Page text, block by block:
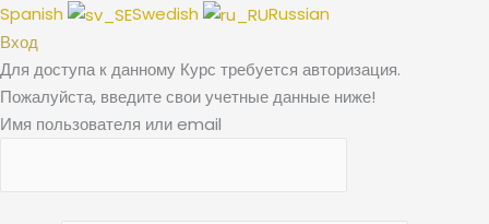
Spanish
Swedish
Russian
Вход
Для доступа к данному Курс требуется авторизация.
Пожалуйста, введите свои учетные данные ниже!
Имя пользователя или email